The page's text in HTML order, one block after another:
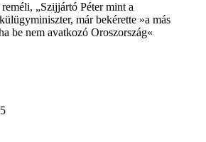
„Szijjártó Péter mint a
már bekérette »a más
be nem avatkozó Oroszország«